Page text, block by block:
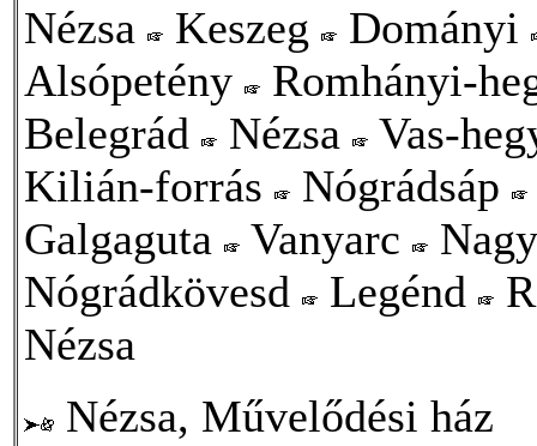
Nézsa Keszeg
Dományi
Alsópetény
Romhányi-
Belegrád
Nézsa
Vas-
Kilián-forrás
Nógrádsáp
Galgaguta
Vanyarc
Nógrádkövesd
Legénd
Nézsa
Nézsa, Művelődési ház